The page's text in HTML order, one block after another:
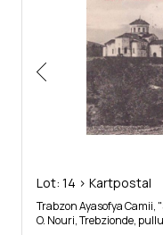
Lot: 14 > Kartpostal
Trabzon Ayasofya Camii,
O. Nouri, Trebzionde,